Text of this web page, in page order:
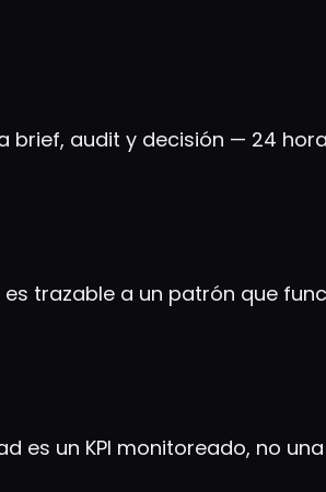
brief, audit y decisión — 24
trazable a un patrón que
es un KPI monitoreado, no